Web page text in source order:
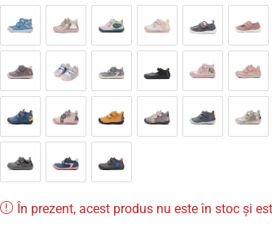
În prezent, acest produs nu este în stoc și